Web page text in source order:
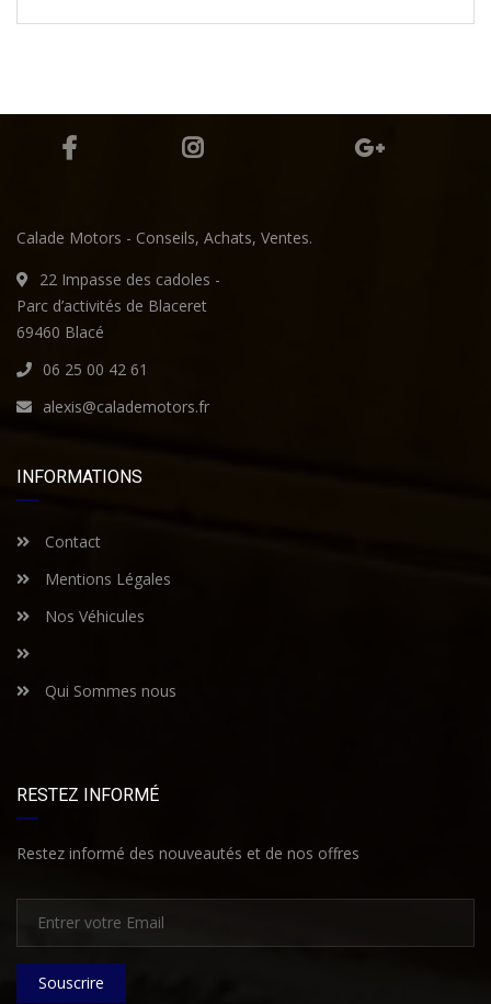
Calade Motors - Conseils, Achats, Ventes.
22 Impasse des cadoles -
Parc d’activités de Blaceret
69460 Blacé
06 25 00 42 61
alexis@calademotors.fr
INFORMATIONS
Contact
Mentions Légales
Nos Véhicules
Qui Sommes nous
RESTEZ INFORMÉ
Restez informé des nouveautés et de nos offres
Souscrire